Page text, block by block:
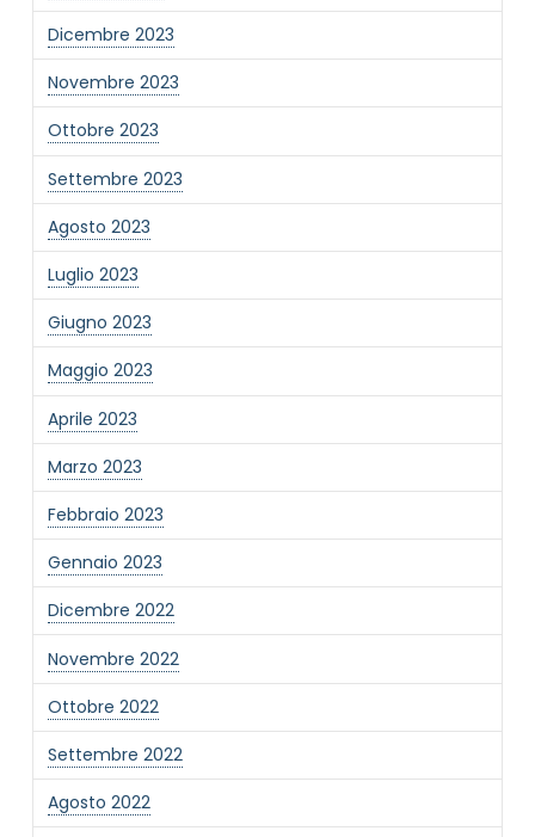
Dicembre 2023
Novembre 2023
Ottobre 2023
Settembre 2023
Agosto 2023
Luglio 2023
Giugno 2023
Maggio 2023
Aprile 2023
Marzo 2023
Febbraio 2023
Gennaio 2023
Dicembre 2022
Novembre 2022
Ottobre 2022
Settembre 2022
Agosto 2022